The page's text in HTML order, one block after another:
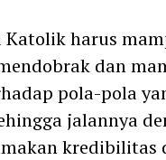
Katolik harus
dan
pola-pola
jalannya